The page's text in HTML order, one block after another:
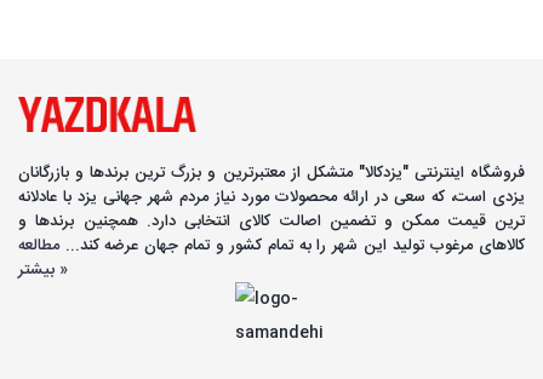
فروشگاه اینترنتی "یزدکالا" متشکل از معتبرترین و بزرگ ترین برندها و بازرگانان
یزدی است، که سعی در ارائه محصولات مورد نیاز مردم شهر جهانی یزد با عادلانه
ترین قیمت ممکن و تضمین اصالت کالای انتخابی دارد. همچنین برندها و
کالاهای مرغوب تولید این شهر را به تمام کشور و تمام جهان عرضه کند...مطالعه
بیشتر »